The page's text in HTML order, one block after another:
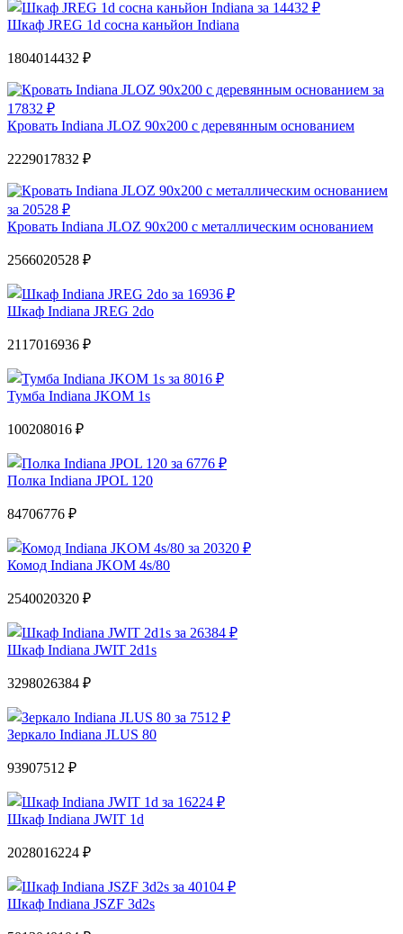
Шкаф JREG 1d сосна каньйон Indiana
1804014432 ₽
Кровать Indiana JLOZ 90х200 с деревянным основанием
2229017832 ₽
Кровать Indiana JLOZ 90х200 с металлическим основанием
2566020528 ₽
Шкаф Indiana JREG 2do
2117016936 ₽
Тумба Indiana JKOM 1s
100208016 ₽
Полка Indiana JPOL 120
84706776 ₽
Комод Indiana JKOM 4s/80
2540020320 ₽
Шкаф Indiana JWIT 2d1s
3298026384 ₽
Зеркало Indiana JLUS 80
93907512 ₽
Шкаф Indiana JWIT 1d
2028016224 ₽
Шкаф Indiana JSZF 3d2s